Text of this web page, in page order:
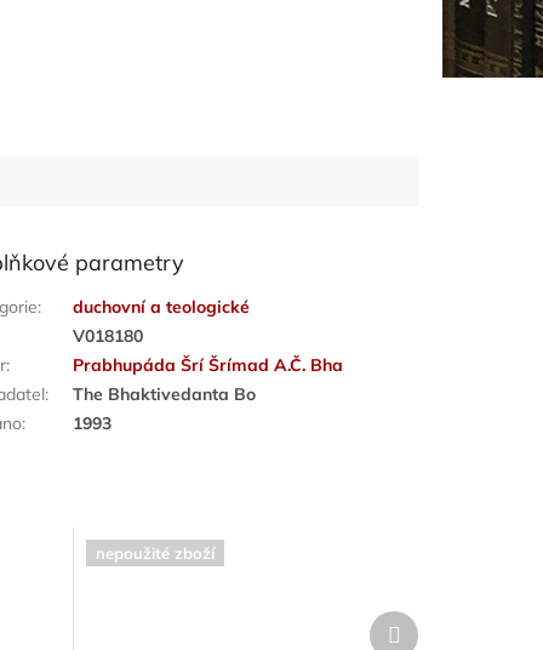
parametry
:
duchovní a teologické
V018180
:
Prabhupáda Šrí Šrímad A.Č. Bha
:
The Bhaktivedanta Bo
: 1993
nepoužité zboží
Další
produkt